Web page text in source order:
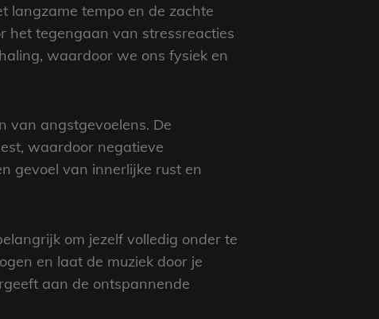
langzame tempo en de zachte
het tegengaan van stressreacties
waardoor we ons fysiek en
van angstgevoelens. De
waardoor negatieve
gevoel van innerlijke rust en
om jezelf volledig onder te
en laat de muziek door je
aan de ontspannende